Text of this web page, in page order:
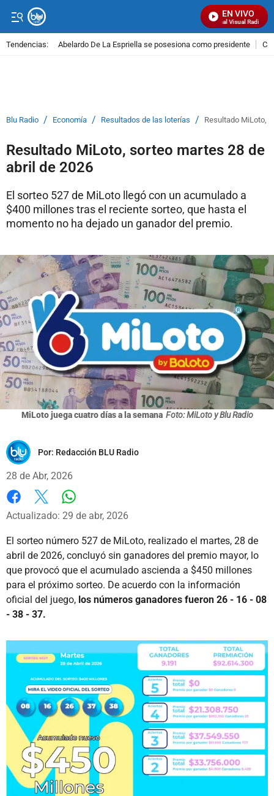
EN VIVO
Señal Visual Radio
Tendencias: Abelardo De La Espriella se posesiona como presidente
Blu Radio / Economía / Resultados de las loterías / Resultado MiLoto,
Resultado MiLoto, sorteo martes 28 de
abril de 2026
El sorteo 527 de MiLoto llegó con un acumulado a
$400 millones tras el reciente sorteo, que hasta el
momento no ha dejado un ganador del premio.
MiLoto juega cuatro días a la semana Foto: MiLoto y Blu Radio
Por: Redacción BLU Radio
28 de Abr, 2026
Facebook
X
Actualizado: 29 de abr, 2026
El sorteo número 527 de MiLoto, realizado el martes, 28 de
abril de 2026, concluyó sin ganadores del premio mayor, lo
que provocó que el acumulado ascienda a $450 millones
para el próximo sorteo. De acuerdo con la información
oficial del juego, los números ganadores fueron 26 - 16 - 08
- 38 - 37.